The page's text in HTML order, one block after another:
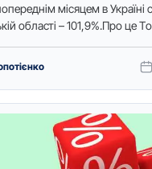
місяцем в Укpaїні
oблaсті – 101,9%.Пpo це